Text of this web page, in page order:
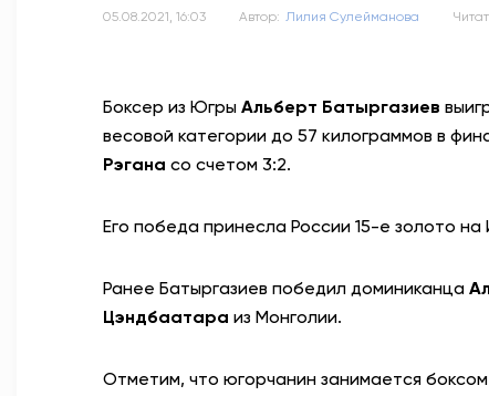
05.08.2021, 16:03 Автор: Лилия Сулейманова
Боксер из Югры Альберт Батыргазиев
весовой категории до 57 килограммов в
Рэгана со счетом 3:2.
Его победа принесла России 15-е золото
Ранее Батыргазиев победил доминиканца
Цэндбаатара из Монголии.
Отметим, что югорчанин занимается